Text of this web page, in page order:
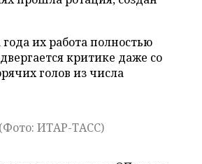
их работа полностью
критике даже со
голов из числа
ИТАР-ТАСС)